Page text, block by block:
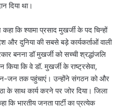
दिया था।
कि श्यामा प्रसाद मुखर्जी के पद चिन्हों
और दुनिया की सबसे बड़े कार्यकर्ताओं वाली
बनना डॉ मुखर्जी को सच्ची श्रद्धांजलि
किया कि वे डॉ. मुखर्जी के राष्ट्रसेवा,
जन तक पहुंचाएं। उन्होंने संगठन को और
के साथ कार्य करने पर जोर दिया। जिला
भारतीय जनता पार्टी का प्रत्येक